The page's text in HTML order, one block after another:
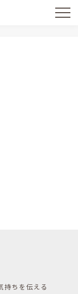
持ちを伝える